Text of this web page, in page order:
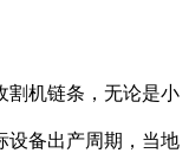
机链条，无论是小
设备出产周期，当地